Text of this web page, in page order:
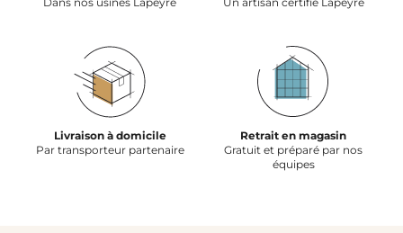
Livraison à domicile
Par transporteur partenaire
Retrait en magasin
Gratuit et préparé par nos
équipes